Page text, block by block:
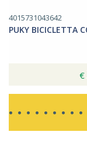
4015731043642
PUKY BICICLETTA
€